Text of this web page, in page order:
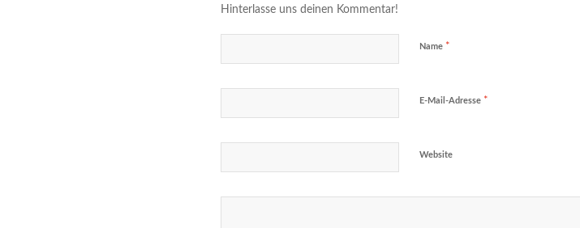
Hinterlasse uns deinen Kommentar!
Name *
E-Mail-Adresse *
Website